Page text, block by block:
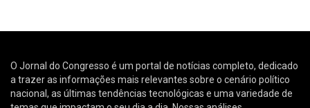
O Jornal do Congresso é um portal de notícias completo, dedicado
a trazer as informações mais relevantes sobre o cenário político
nacional, as últimas tendências tecnológicas e uma variedade de